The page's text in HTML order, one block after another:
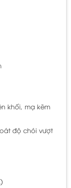
khối, mạ kẽm
độ chói vượt